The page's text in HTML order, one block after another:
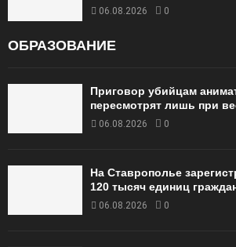
06.08.2026 0
ОБРАЗОВАНИЕ
Приговор убийцам
пересмотрят лишь при
06.08.2026 0
На Ставрополье
120 тысяч единиц
06.08.2026 0